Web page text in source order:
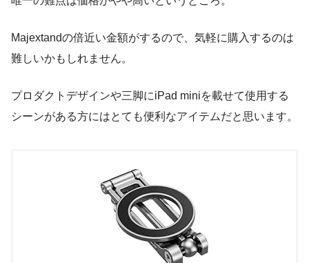
Majextandの倍近い金額がするので、気軽に購入するのは
難しいかもしれません。
プロダクトデザインや三脚にiPad miniを載せて使用する
シーンがある方にはとても便利なアイテムだと思います。